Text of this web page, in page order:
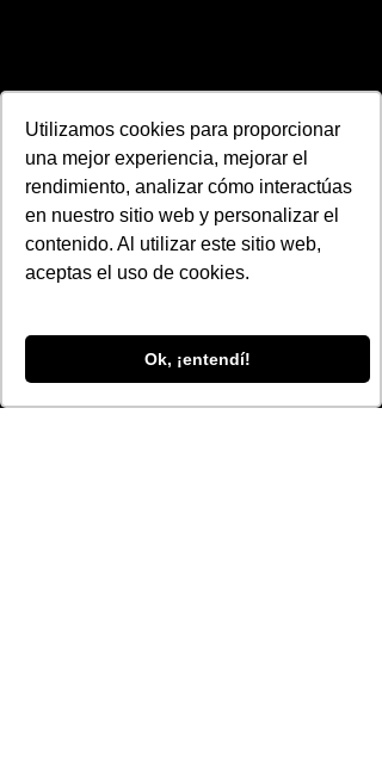
Utilizamos cookies para proporcionar
una mejor experiencia, mejorar el
rendimiento, analizar cómo interactúas
en nuestro sitio web y personalizar el
contenido. Al utilizar este sitio web,
aceptas el uso de cookies.
Ok, ¡entendí!